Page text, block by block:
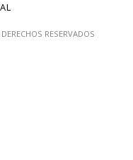
RESERVADOS